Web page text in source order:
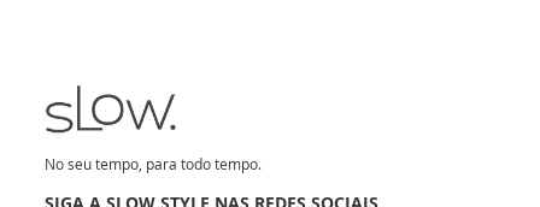
No seu tempo, para todo tempo.